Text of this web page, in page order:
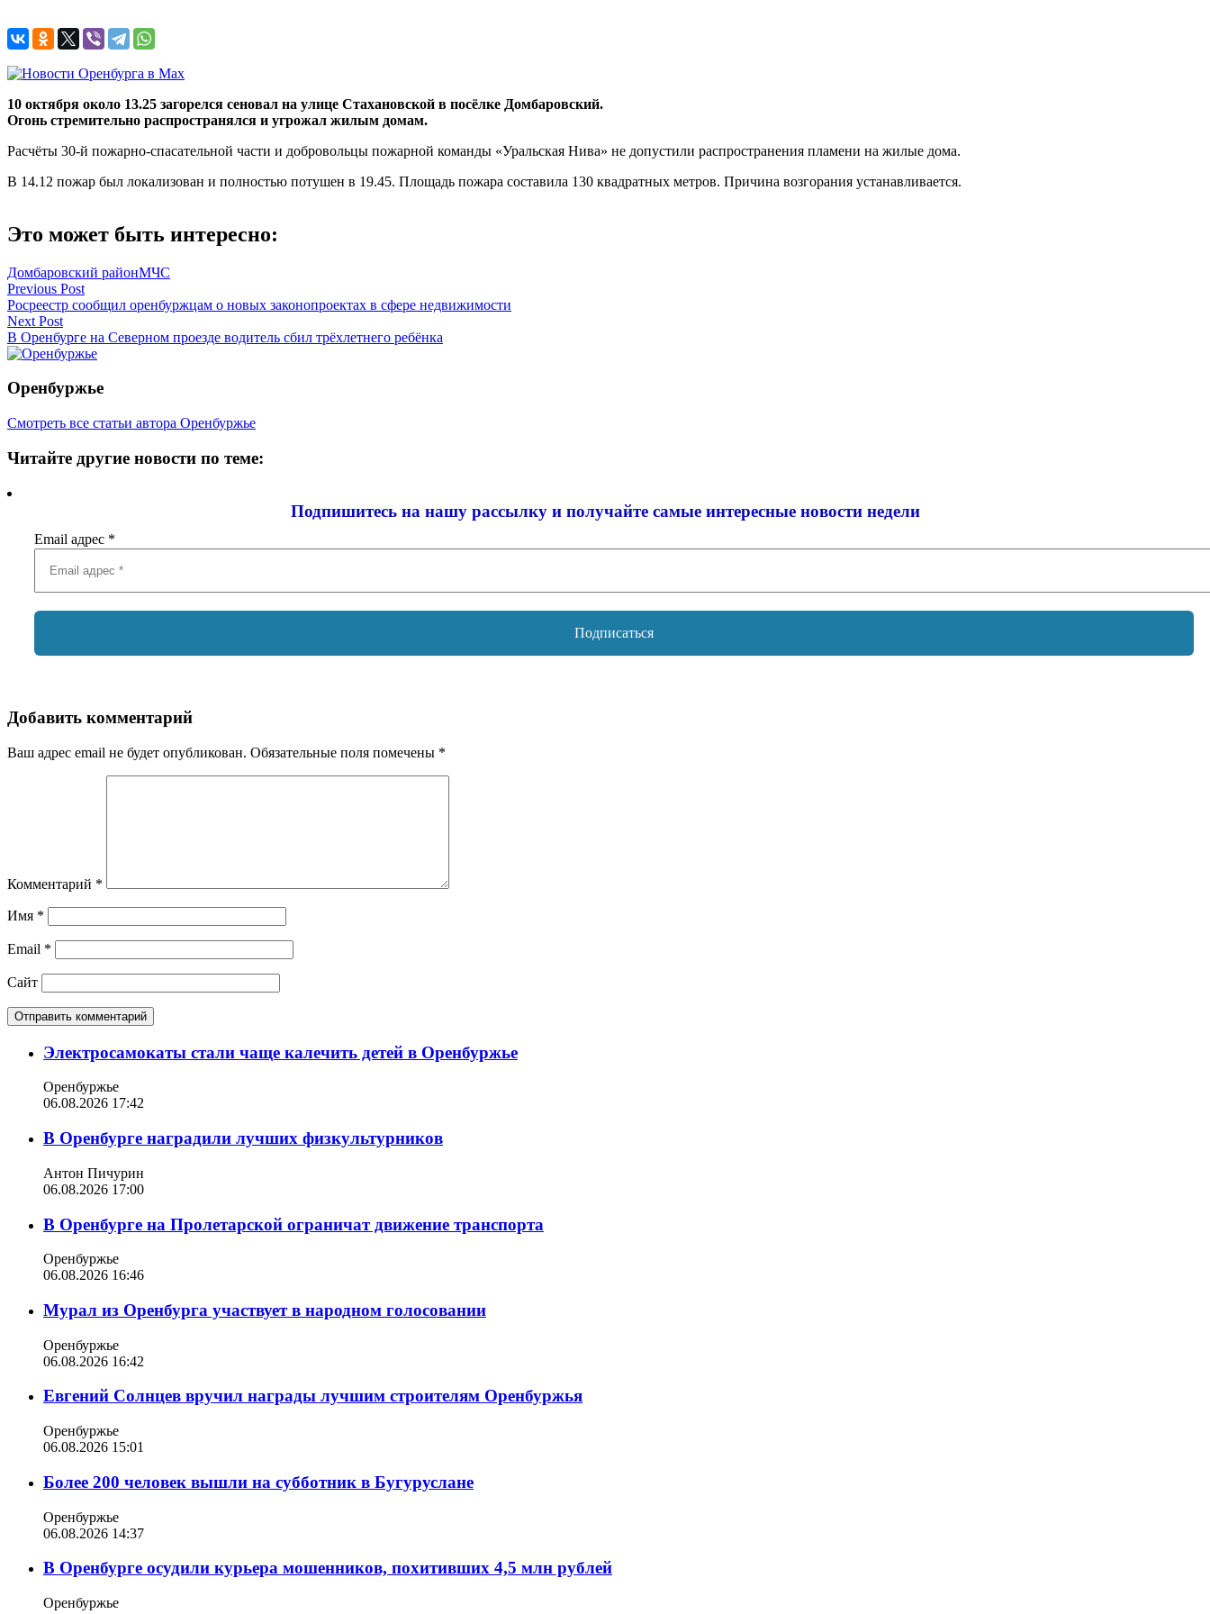
10 октября около 13.25 загорелся сеновал на улице Стахановской в посёлке Домбаровский.
Огонь стремительно распространялся и угрожал жилым домам.
Расчёты 30-й пожарно-спасательной части и добровольцы пожарной команды «Уральская Нива» не допустили распространения пламени на жилые дома.
В 14.12 пожар был локализован и полностью потушен в 19.45. Площадь пожара составила 130 квадратных метров. Причина возгорания устанавливается.
Это может быть интересно:
Домбаровский районМЧС
Навигация
по
записям
Previous Post
Росреестр сообщил оренбуржцам о новых законопроектах в сфере недвижимости
Next Post
В Оренбурге на Северном проезде водитель сбил трёхлетнего ребёнка
Оренбуржье
Смотреть все статьи автора Оренбуржье
Читайте другие новости по теме:
Подпишитесь на нашу рассылку и получайте самые интересные новости недели
Email адрес *
Добавить комментарий
Ваш адрес email не будет опубликован. Обязательные поля помечены *
Комментарий *
Имя *
Email *
Сайт
Электросамокаты стали чаще калечить детей в Оренбуржье
Оренбуржье
06.08.2026 17:42
В Оренбурге наградили лучших физкультурников
Антон Пичурин
06.08.2026 17:00
В Оренбурге на Пролетарской ограничат движение транспорта
Оренбуржье
06.08.2026 16:46
Мурал из Оренбурга участвует в народном голосовании
Оренбуржье
06.08.2026 16:42
Евгений Солнцев вручил награды лучшим строителям Оренбуржья
Оренбуржье
06.08.2026 15:01
Более 200 человек вышли на субботник в Бугуруслане
Оренбуржье
06.08.2026 14:37
В Оренбурге осудили курьера мошенников, похитивших 4,5 млн рублей
Оренбуржье